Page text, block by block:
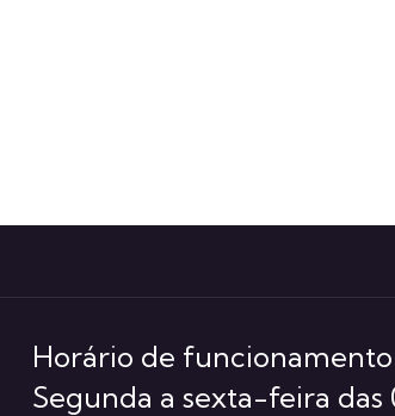
Horário de funcionamento
Segunda a sexta-feira das